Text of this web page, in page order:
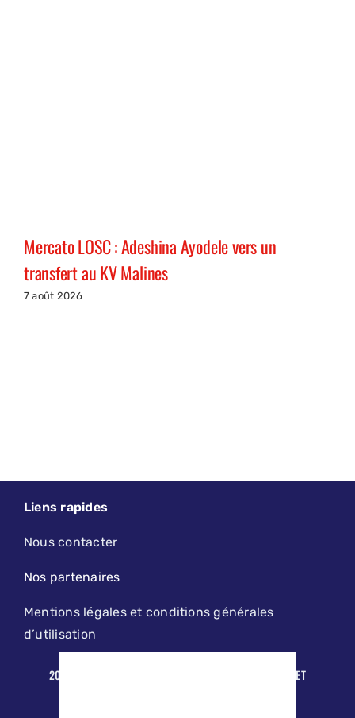
Mercato LOSC : Adeshina Ayodele vers un
transfert au KV Malines
7 août 2026
Liens rapides
Nous contacter
Nos partenaires
Mentions légales et conditions générales
d’utilisation
2019 - 2026 - LE PETIT LILLOIS | DESIGN, MAINTENANCE ET